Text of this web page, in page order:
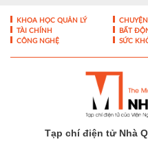
KHOA HỌC QUẢN LÝ
TÀI CHÍNH
BẤT
CÔNG NGHỆ
SỨC
Tạp chí điện tử Nhà